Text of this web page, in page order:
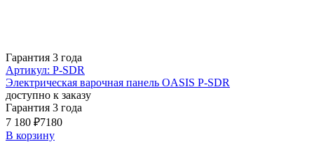
Гарантия 3 года
Артикул: P-SDR
Электрическая варочная панель OASIS P-SDR
доступно к заказу
Гарантия 3 года
7 180 ₽7180
В корзину